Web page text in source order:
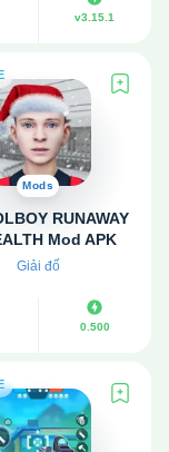
v3.15.1
Mods
RUNAWAY
Mod APK
(Không quảng
Giải đố
0.500